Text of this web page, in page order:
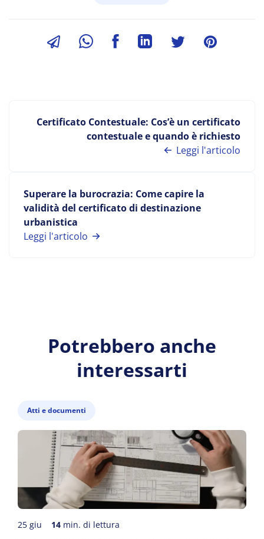
Certificato Contestuale: Cos’è un certificato
contestuale e quando è richiesto
Leggi l'articolo
Superare la burocrazia: Come capire la
validità del certificato di destinazione
urbanistica
Leggi l'articolo
Potrebbero anche
interessarti
Atti e documenti
25 giu 14 min. di lettura